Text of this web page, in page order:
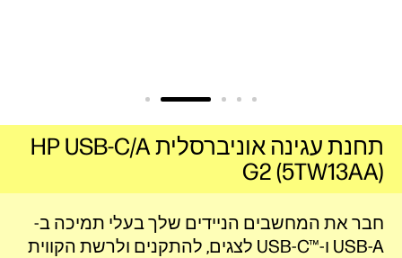
חבר את המחשבים הניידים שלך בעלי תמיכה ב-
USB-A ו-USB-C™‎‏
לצגים, להתקנים ולרשת הקווית
תחנת עגינה אוניברסלית HP USB-C/A
G2‎ (5TW13AA)